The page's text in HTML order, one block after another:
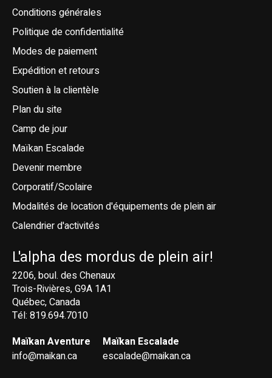
Conditions générales
Politique de confidentialité
Modes de paiement
Expédition et retours
Soutien à la clientèle
Plan du site
Camp de jour
Maïkan Escalade
Devenir membre
Corporatif/Scolaire
Modalités de location d'équipements de plein air
Calendrier d'activités
L'alpha des mordus de plein air!
2206, boul. des Chenaux
Trois-Rivières, G9A 1A1
Québec, Canada
Tél: 819.694.7010
Maïkan Aventure
info@maikan.ca
Maïkan Escalade
escalade@maikan.ca